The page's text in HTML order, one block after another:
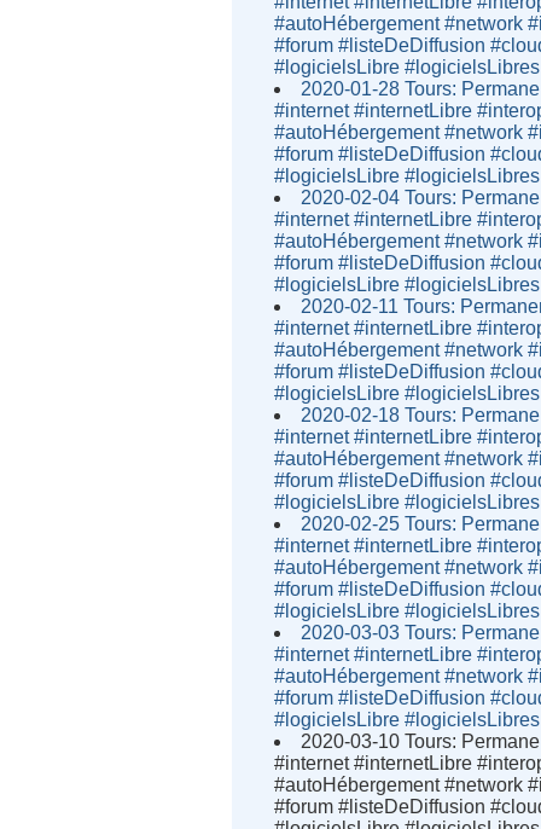
#autoHébergement #network
#forum #listeDeDiffusion
#logicielsLibre
2020-01-28 Tours:
#internet #internetLibre
#autoHébergement #network
#forum #listeDeDiffusion
#logicielsLibre
2020-02-04 Tours:
#internet #internetLibre
#autoHébergement #network
#forum #listeDeDiffusion
#logicielsLibre
2020-02-11 Tours:
#internet #internetLibre
#autoHébergement #network
#forum #listeDeDiffusion
#logicielsLibre
2020-02-18 Tours:
#internet #internetLibre
#autoHébergement #network
#forum #listeDeDiffusion
#logicielsLibre
2020-02-25 Tours:
#internet #internetLibre
#autoHébergement #network
#forum #listeDeDiffusion
#logicielsLibre
2020-03-03 Tours:
#internet #internetLibre
#autoHébergement #network
#forum #listeDeDiffusion
#logicielsLibre
2020-03-10 Tours:
#internet #internetLibre
#autoHébergement #network
#forum #listeDeDiffusion